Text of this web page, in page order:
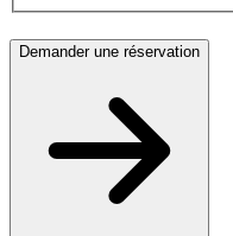
Demander une réservation